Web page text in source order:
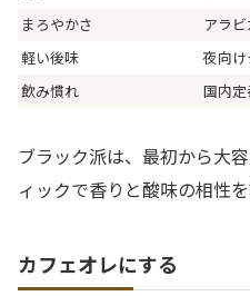
まろやかさ
アラ
軽い後味
夜向
飲み慣れ
国内定
ブラック派は、最初から大
ィックで香りと酸味の相性
カフェオレにする